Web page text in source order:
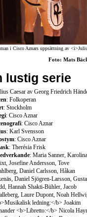
i Cisco Aznars uppsättning av
Foto: Mats
lustig serie
Caesar av Georg Friedrich
: Folkoperan
: Stockholm
: Cisco Aznar
: Cisco Aznar
: Karl Svensson
: Cisco Aznar
: Therésia Frisk
: Maria Sanner, Karolina
Josefine Andersson, Tove
Daniel Carlsson, Håkan
Daniel Sjögren-Larsson,
Hannah Shakti-Bühler, Jacob
Laure Dupont, Noah
ledning:</b> Joakim
<b>Libretto:</b> Nicola